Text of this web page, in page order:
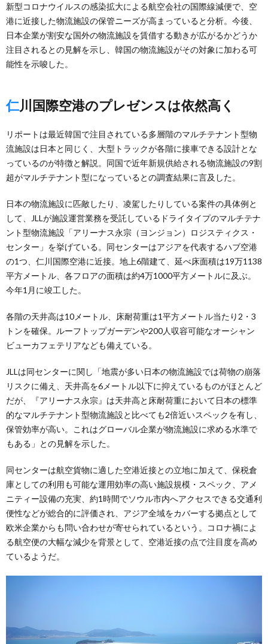
新型コロナウイルスの感染拡大による航空会社の国際線減便で、空
港に近接した物流施設の保管ニーズが高まっていると分析。今後、
日本企業が割安な国外の物流施設を賃借する動きが広がるかどうか
注目されるとの見解を示し、韓国の物流施設がその対象に加わる可
能性を示唆した。
仁川国際空港のプレゼンスは依然高く
リポートは最近韓国で注目されている多層階のマルチテナント型物
流施設は日本と同じく、大型トラックが各階に接車できる設計とな
っているのが特徴と解説。同国で近年新規供給される物流施設の9割
超がマルチテナント型になっているとの調査結果に言及した。
日本の物流施設に匹敵したり、凌駕したりしている案件の具体例と
して、JLLが施設運営業務を受託しているドライタイプのマルチテナ
ント型物流施設「アリーナス永宗（ヨンジョン）ロジスティクス・
センター」を挙げている。同センターはアジアを代表するハブ空港
の1つ、仁川国際空港に近接。地上6階建て、延べ床面積は19万1138
平方メートル、各フロアの面積は約4万1000平方メートルに及ぶ。
今年1月に竣工した。
各階の天井高は10メートル、床耐荷重は1平方メートル当たり2・3
トンを確保。ルーフトップガーデンや200人収容可能なオーシャン
ビューカフェテリアなども備えている。
JLLは同センターに関し「地震が多い日本の物流施設では荷物の崩落
リスクに備え、天井高を6メートル以下に抑えているものがほとんど
だが、『アリーナス永宗』は天井高と床耐荷重において日本の標準
的なマルチテナント型物流施設と比べても2倍近いスペックを有し、
保管効率が高い。これはグローバル企業が物流施設に求める水準で
もある」との見解を示した。
同センターは航空貨物に適した空港近接との立地に加えて、保税倉
庫としての利用も可能な運用効率の高い施設規模・スペック、アメ
ニティー設備の充実、約1時間でソウル市内へアクセスできる交通利
便性などが総合的に評価され、アジア全域をカバーする拠点として
欧米企業からも問い合わせが寄せられているという。コロナ禍によ
る航空便の大幅な減少を背景として、空港近接の点で注目度を高め
ているようだ。